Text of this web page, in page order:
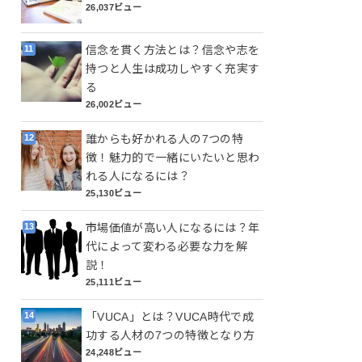
26,037ビュー
信念を貫く方法とは？信念や志を
持つと人生は成功しやすく充実す
る
26,002ビュー
誰からも好かれる人の7つの特
徴！魅力的で一緒にいたいと思わ
れる人になるには？
25,130ビュー
市場価値が高い人になるには？年
代によって変わる必要な力を解
説！
25,111ビュー
「VUCA」とは？VUCA時代で成
功する人材の7つの特徴となり方
24,248ビュー